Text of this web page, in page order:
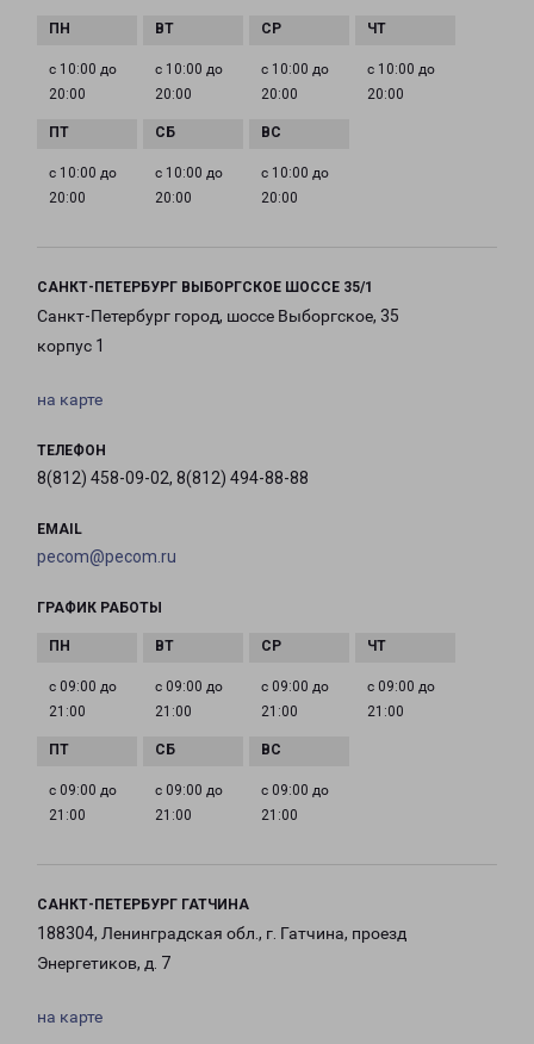
с 10:00 до
20:00
с 10:00 до
20:00
с 10:00 до
20:00
с 10:00 до
20:00
с 10:00 до
20:00
с 10:00 до
20:00
с 10:00 до
20:00
САНКТ-ПЕТЕРБУРГ ВЫБОРГСКОЕ ШОССЕ 35/1
Санкт-Петербург город, шоссе Выборгское, 35
корпус 1
на карте
ТЕЛЕФОН
8(812) 458-09-02, 8(812) 494-88-88
EMAIL
pecom@pecom.ru
ГРАФИК РАБОТЫ
с 09:00 до
21:00
с 09:00 до
21:00
с 09:00 до
21:00
с 09:00 до
21:00
с 09:00 до
21:00
с 09:00 до
21:00
с 09:00 до
21:00
САНКТ-ПЕТЕРБУРГ ГАТЧИНА
188304, Ленинградская обл., г. Гатчина, проезд
Энергетиков, д. 7
на карте